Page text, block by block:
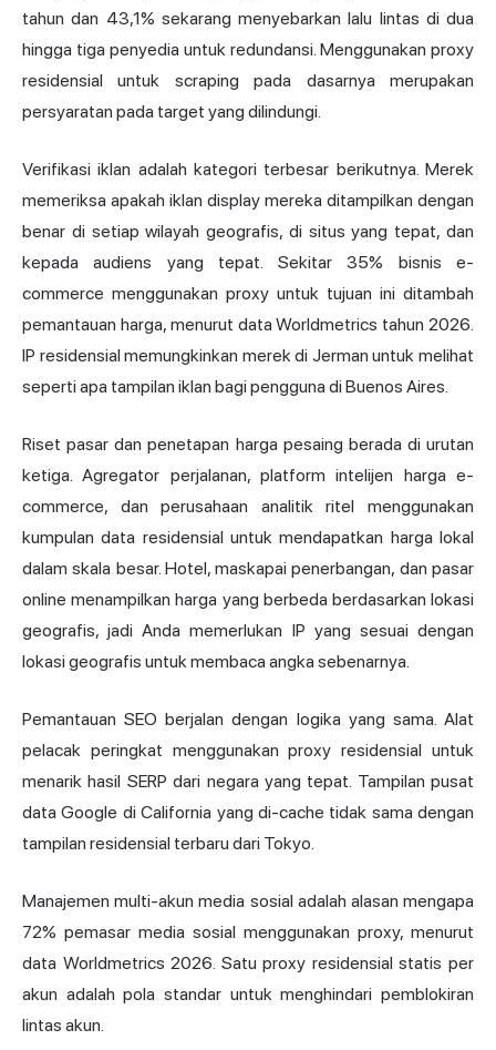
tahun dan 43,1% sekarang menyebarkan lalu lintas di dua
hingga tiga penyedia untuk redundansi. Menggunakan proxy
residensial untuk scraping pada dasarnya merupakan
persyaratan pada target yang dilindungi.
Verifikasi iklan adalah kategori terbesar berikutnya. Merek
memeriksa apakah iklan display mereka ditampilkan dengan
benar di setiap wilayah geografis, di situs yang tepat, dan
kepada audiens yang tepat. Sekitar 35% bisnis e-
commerce menggunakan proxy untuk tujuan ini ditambah
pemantauan harga, menurut data Worldmetrics tahun 2026.
IP residensial memungkinkan merek di Jerman untuk melihat
seperti apa tampilan iklan bagi pengguna di Buenos Aires.
Riset pasar dan penetapan harga pesaing berada di urutan
ketiga. Agregator perjalanan, platform intelijen harga e-
commerce, dan perusahaan analitik ritel menggunakan
kumpulan data residensial untuk mendapatkan harga lokal
dalam skala besar. Hotel, maskapai penerbangan, dan pasar
online menampilkan harga yang berbeda berdasarkan lokasi
geografis, jadi Anda memerlukan IP yang sesuai dengan
lokasi geografis untuk membaca angka sebenarnya.
Pemantauan SEO berjalan dengan logika yang sama. Alat
pelacak peringkat menggunakan proxy residensial untuk
menarik hasil SERP dari negara yang tepat. Tampilan pusat
data Google di California yang di-cache tidak sama dengan
tampilan residensial terbaru dari Tokyo.
Manajemen multi-akun media sosial adalah alasan mengapa
72% pemasar media sosial menggunakan proxy, menurut
data Worldmetrics 2026. Satu proxy residensial statis per
akun adalah pola standar untuk menghindari pemblokiran
lintas akun.